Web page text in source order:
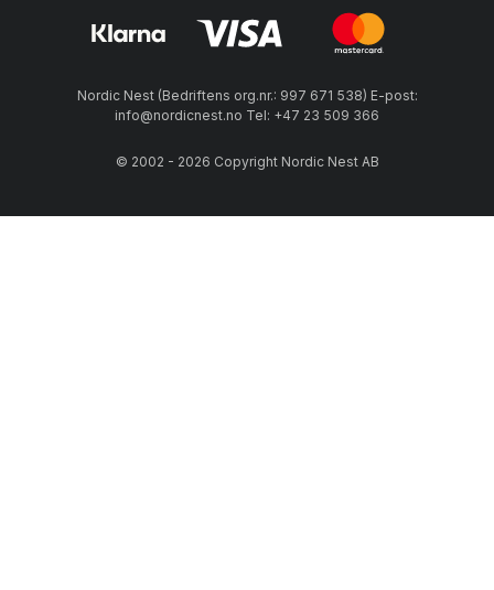
Nordic Nest (Bedriftens org.nr.: 997 671 538) E-post:
info@nordicnest.no Tel: +47 23 509 366
© 2002 - 2026 Copyright Nordic Nest AB